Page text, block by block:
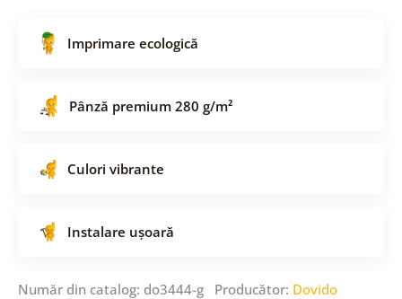
Imprimare ecologică
Pânză premium 280 g/m²
Culori vibrante
Instalare ușoară
Număr din catalog: do3444-g Producător: Dovido